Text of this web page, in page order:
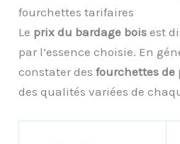
fourchettes tarifaires
Le prix du bardage bois est
par l’essence choisie. En
constater desfourchettes de
des qualités variées de